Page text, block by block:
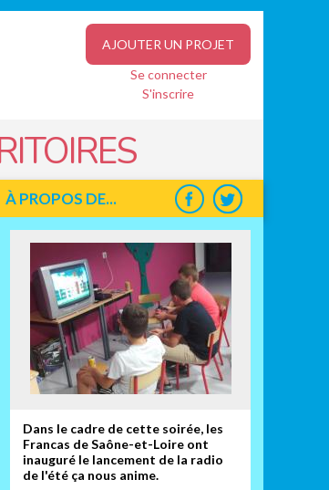
AJOUTER UN PROJET
Se connecter
S'inscrire
À PROPOS DE...
Dans le cadre de cette soirée, les
Francas de Saône-et-Loire ont
inauguré le lancement de la radio
de l'été ça nous anime.